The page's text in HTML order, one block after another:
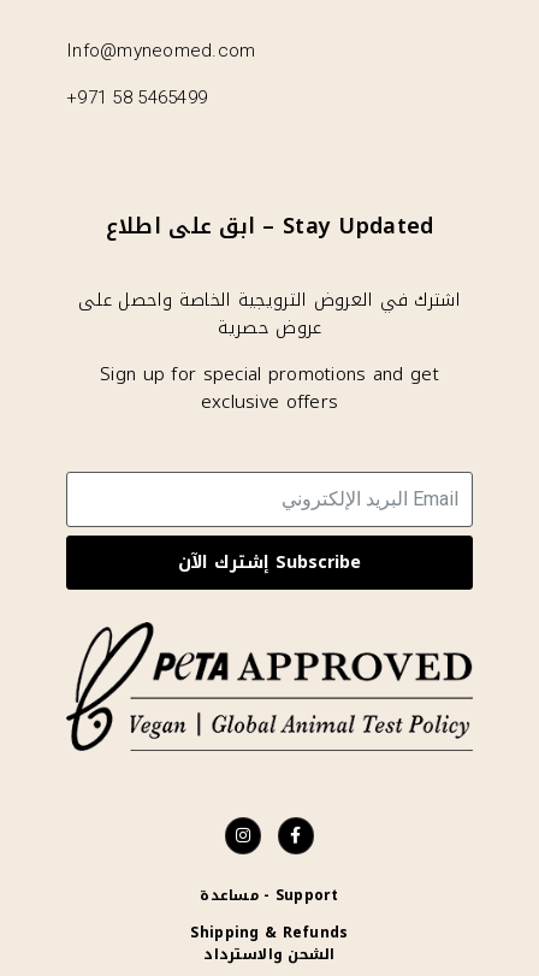
Info@myneomed.com
+971 58 5465499
Stay Updated – ابق على اطلاع
اشترك في العروض الترويجية الخاصة واحصل على
عروض حصرية
Sign up for special promotions and get
exclusive offers
Subscribe إشترك الآن
Support - مساعدة
Shipping & Refunds
الشحن والاسترداد